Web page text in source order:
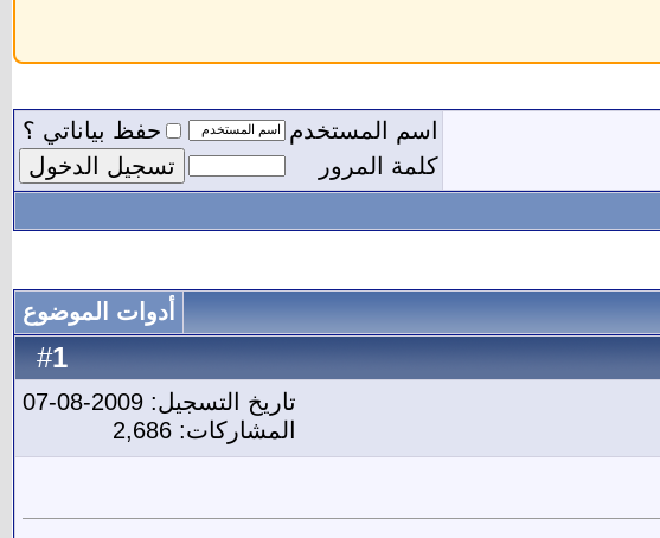
اسم المستخدم
حفظ بياناتي ؟
كلمة المرور
أدوات الموضوع
#
1
تاريخ التسجيل: 2009-08-07
المشاركات: 2,686